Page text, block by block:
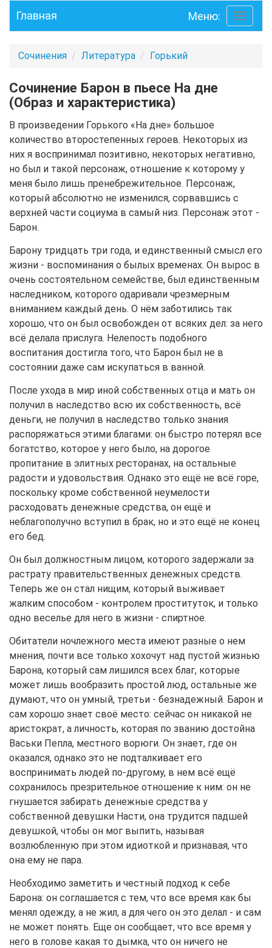
Toggle
Главная Меню:
Сочинения Литература Горький
Сочинение Барон в пьесе На дне
(Образ и характеристика)
В произведении Горького «На дне» большое
количество второстепенных героев. Некоторых из
них я воспринимал позитивно, некоторых негативно,
но был и такой персонаж, отношение к которому у
меня было лишь пренебрежительное. Персонаж,
который абсолютно не изменился, сорвавшись с
верхней части социума в самый низ. Персонаж этот -
Барон.
Барону тридцать три года, и единственный смысл его
жизни - воспоминания о былых временах. Он вырос в
очень состоятельном семействе, был единственным
наследником, которого одаривали чрезмерным
вниманием каждый день. О нём заботились так
хорошо, что он был освобожден от всяких дел: за него
всё делала прислуга. Нелепость подобного
воспитания достигла того, что Барон был не в
состоянии даже сам искупаться в ванной.
После ухода в мир иной собственных отца и мать он
получил в наследство всю их собственность, всё
деньги, не получил в наследство только знания
распоряжаться этими благами: он быстро потерял все
богатство, которое у него было, на дорогое
пропитание в элитных ресторанах, на остальные
радости и удовольствия. Однако это ещё не всё горе,
поскольку кроме собственной неумелости
расходовать денежные средства, он ещё и
неблагополучно вступил в брак, но и это ещё не конец
его бед.
Он был должностным лицом, которого задержали за
растрату правительственных денежных средств.
Теперь же он стал нищим, который выживает
жалким способом - контролем проституток, и только
одно веселье для него в жизни - спиртное.
Обитатели ночлежного места имеют разные о нем
мнения, почти все только хохочут над пустой жизнью
Барона, который сам лишился всех благ, которые
может лишь вообразить простой люд, остальные же
думают, что он умный, третьи - безнадежный. Барон и
сам хорошо знает своё место: сейчас он никакой не
аристократ, а личность, которая по званию достойна
Васьки Пепла, местного ворюги. Он знает, где он
оказался, однако это не подталкивает его
воспринимать людей по-другому, в нем всё ещё
сохранилось презрительное отношение к ним: он не
гнушается забирать денежные средства у
собственной девушки Насти, она трудится падшей
девушкой, чтобы он мог выпить, называя
возлюбленную при этом идиоткой и признавая, что
она ему не пара.
Необходимо заметить и честный подход к себе
Барона: он соглашается с тем, что все время как бы
менял одежду, а не жил, а для чего он это делал - и сам
не может понять. Еще он сообщает, что все время у
него в голове какая то дымка, что он ничего не